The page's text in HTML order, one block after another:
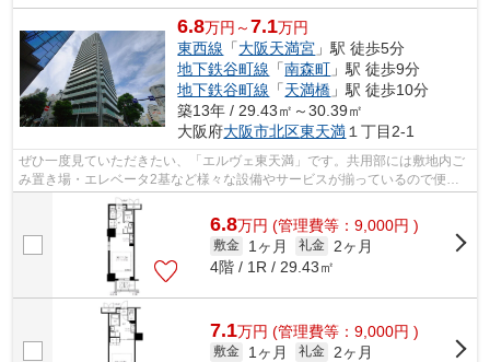
6.8万円～7.1万円
東西線 「大阪天満宮 」駅 徒歩5分
地下鉄谷町線 「南森町 」駅 徒歩9分
地下鉄谷町線 「天満橋 」駅 徒歩10分
築13年 / 29.43㎡～30.39㎡
大阪府大阪市北区東天満 １丁目2-1
ぜひ一度見ていただきたい、「エルヴェ東天満」です。共用部には敷地内ご
み置き場・エレベータ2基など様々な設備やサービスが揃っているので便利
です。徒歩5分に駅がある物件です。25...
6.8万円 (管理費等：9,000円 )
敷金 1ヶ月 礼金
2ヶ月
4階 / 1R / 29.43㎡
7.1万円 (管理費等：9,000円 )
敷金 1ヶ月 礼金
2ヶ月